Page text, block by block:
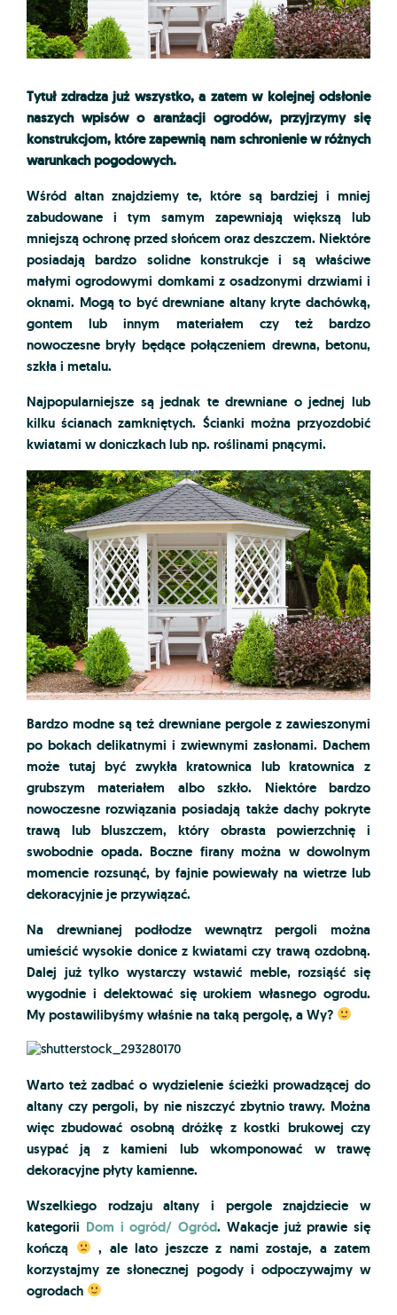
Tytuł zdradza już wszystko, a zatem w kolejnej odsłonie
naszych wpisów o aranżacji ogrodów, przyjrzymy się
konstrukcjom, które zapewnią nam schronienie w różnych
warunkach pogodowych.
Wśród altan znajdziemy te, które są bardziej i mniej
zabudowane i tym samym zapewniają większą lub
mniejszą ochronę przed słońcem oraz deszczem. Niektóre
posiadają bardzo solidne konstrukcje i są właściwe
małymi ogrodowymi domkami z osadzonymi drzwiami i
oknami. Mogą to być drewniane altany kryte dachówką,
gontem lub innym materiałem czy też bardzo
nowoczesne bryły będące połączeniem drewna, betonu,
szkła i metalu.
Najpopularniejsze są jednak te drewniane o jednej lub
kilku ścianach zamkniętych. Ścianki można przyozdobić
kwiatami w doniczkach lub np. roślinami pnącymi.
Bardzo modne są też drewniane pergole z zawieszonymi
po bokach delikatnymi i zwiewnymi zasłonami. Dachem
może tutaj być zwykła kratownica lub kratownica z
grubszym materiałem albo szkło. Niektóre bardzo
nowoczesne rozwiązania posiadają także dachy pokryte
trawą lub bluszczem, który obrasta powierzchnię i
swobodnie opada. Boczne firany można w dowolnym
momencie rozsunąć, by fajnie powiewały na wietrze lub
dekoracyjnie je przywiązać.
Na drewnianej podłodze wewnątrz pergoli można
umieścić wysokie donice z kwiatami czy trawą ozdobną.
Dalej już tylko wystarczy wstawić meble, rozsiąść się
wygodnie i delektować się urokiem własnego ogrodu.
My postawilibyśmy właśnie na taką pergolę, a Wy?
Warto też zadbać o wydzielenie ścieżki prowadzącej do
altany czy pergoli, by nie niszczyć zbytnio trawy. Można
więc zbudować osobną dróżkę z kostki brukowej czy
usypać ją z kamieni lub wkomponować w trawę
dekoracyjne płyty kamienne.
Wszelkiego rodzaju altany i pergole znajdziecie w
kategorii Dom i ogród/ Ogród. Wakacje już prawie się
kończą
, ale lato jeszcze z nami zostaje, a zatem
korzystajmy ze słonecznej pogody i odpoczywajmy w
ogrodach